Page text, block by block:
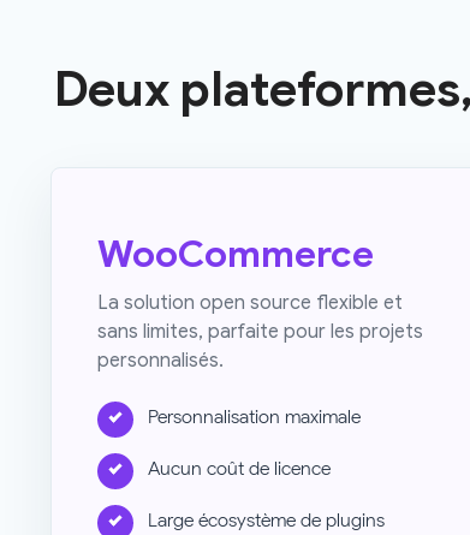
Deux
WooCommerce
La solution open source flexible et
sans limites, parfaite pour les projets
personnalisés.
Personnalisation maximale
Aucun coût de licence
Large écosystème de plugins